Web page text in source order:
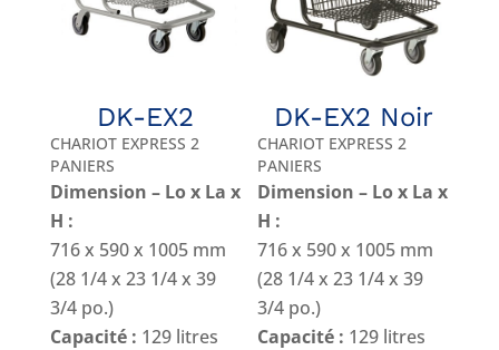
DK-EX2
CHARIOT EXPRESS 2
PANIERS
Dimension – Lo x La x
H :
716 x 590 x 1005 mm
(28 1/4 x 23 1/4 x 39
3/4 po.)
Capacité : 129 litres
DK-EX2 Noir
CHARIOT EXPRESS 2
PANIERS
Dimension – Lo x La x
H :
716 x 590 x 1005 mm
(28 1/4 x 23 1/4 x 39
3/4 po.)
Capacité : 129 litres